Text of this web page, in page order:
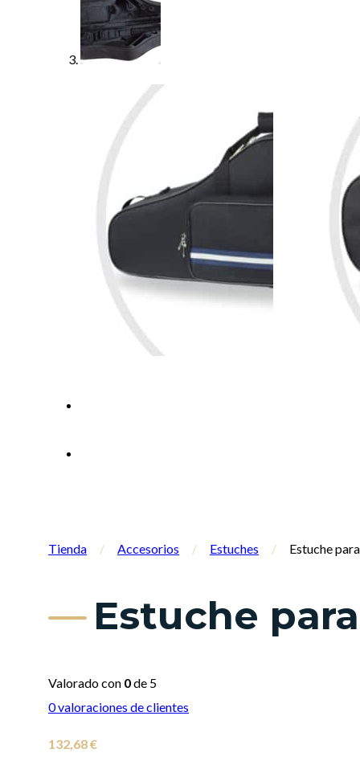
Tienda / Accesorios / Estuches / Estuche
Estuche
Valorado con 0de 5
0valoraciones de clientes
132,68€